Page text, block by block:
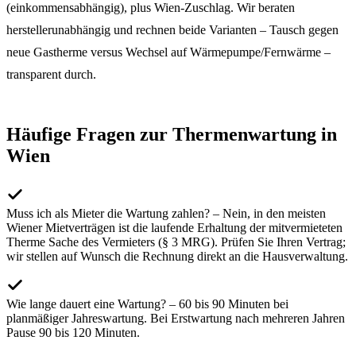
(einkommensabhängig), plus Wien-Zuschlag. Wir beraten
herstellerunabhängig und rechnen beide Varianten – Tausch gegen
neue Gastherme versus Wechsel auf Wärmepumpe/Fernwärme –
transparent durch.
Häufige Fragen zur Thermenwartung in
Wien
Muss ich als Mieter die Wartung zahlen? – Nein, in den meisten
Wiener Mietverträgen ist die laufende Erhaltung der mitvermieteten
Therme Sache des Vermieters (§ 3 MRG). Prüfen Sie Ihren Vertrag;
wir stellen auf Wunsch die Rechnung direkt an die Hausverwaltung.
Wie lange dauert eine Wartung? – 60 bis 90 Minuten bei
planmäßiger Jahreswartung. Bei Erstwartung nach mehreren Jahren
Pause 90 bis 120 Minuten.